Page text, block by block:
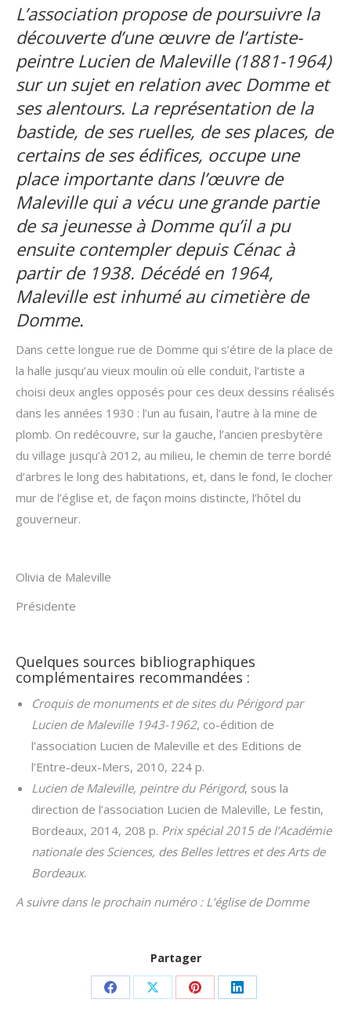
L’association propose de poursuivre la
découverte d’une œuvre de l’artiste-
peintre Lucien de Maleville (1881-1964)
sur un sujet en relation avec Domme et
ses alentours. La représentation de la
bastide, de ses ruelles, de ses places, de
certains de ses édifices, occupe une
place importante dans l’œuvre de
Maleville qui a vécu une grande partie
de sa jeunesse à Domme qu’il a pu
ensuite contempler depuis Cénac à
partir de 1938. Décédé en 1964,
Maleville est inhumé au cimetière de
Domme.
Dans cette longue rue de Domme qui s’étire de la place de
la halle jusqu’au vieux moulin où elle conduit, l’artiste a
choisi deux angles opposés pour ces deux dessins réalisés
dans les années 1930 : l’un au fusain, l’autre à la mine de
plomb. On redécouvre, sur la gauche, l’ancien presbytère
du village jusqu’à 2012, au milieu, le chemin de terre bordé
d’arbres le long des habitations, et, dans le fond, le clocher
mur de l’église et, de façon moins distincte, l’hôtel du
gouverneur.
Olivia de Maleville
Présidente
Quelques sources bibliographiques
complémentaires recommandées :
Croquis de monuments et de sites du Périgord par
Lucien de Maleville 1943-1962, co-édition de
l’association Lucien de Maleville et des Editions de
l’Entre-deux-Mers, 2010, 224 p.
Lucien de Maleville, peintre du Périgord, sous la
direction de l’association Lucien de Maleville, Le festin,
Bordeaux, 2014, 208 p. Prix spécial 2015 de l’Académie
nationale des Sciences, des Belles lettres et des Arts de
Bordeaux.
A suivre dans le prochain numéro : L’église de Domme
Partager
PartagerPartagerPartagerPartager